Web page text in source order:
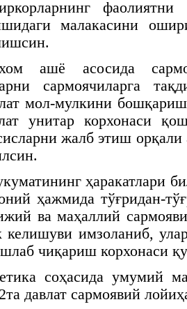
малакасини
ашё асосида
сармоячиларга
мол-мулкини
унитар корхонаси
жалб этиш
ҳаракатлари
ҳажмида тўғридан-
ва маҳаллий
келишуви имзоланиб,
чиқариш корхонаси
соҳасида умумий
давлат сармоявий